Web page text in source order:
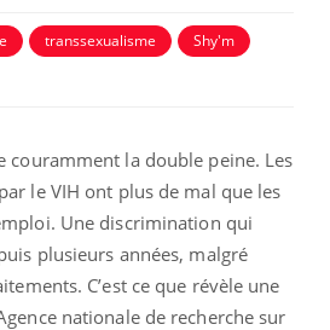
transsexualisme
Shy'm
couramment la double peine. Les
le VIH ont plus de mal que les
Une discrimination qui
plusieurs années, malgré
C’est ce que révèle une
nationale de recherche sur